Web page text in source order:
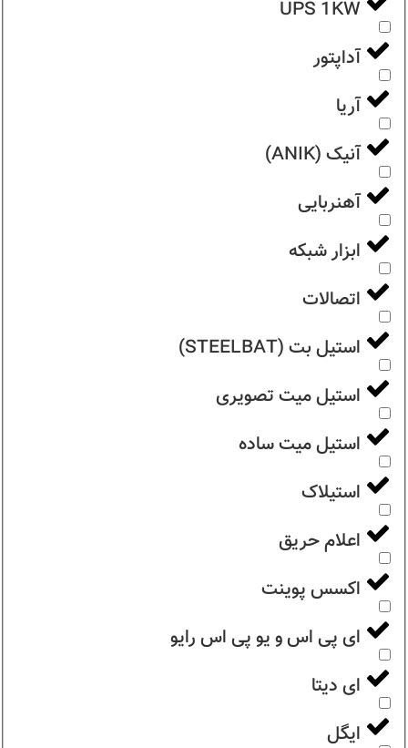
UPS 1KW
آداپتور
آریا
آنیک (ANIK)
آهنربایی
ابزار شبکه
اتصالات
استیل بت (STEELBAT)
استیل میت تصویری
استیل میت ساده
استیلاک
اعلام حریق
اکسس پوینت
ای پی اس و یو پی اس رایو
ای دیتا
ایگل